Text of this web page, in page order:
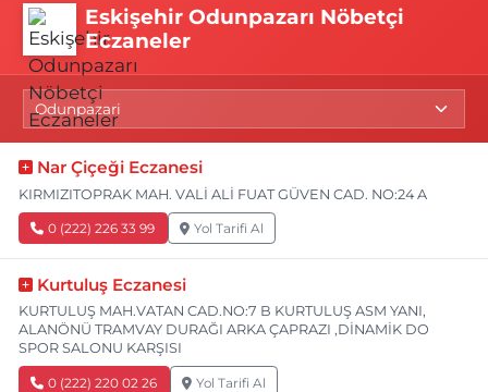
Eskişehir Odunpazarı Nöbetçi
Eczaneler
Nar Çiçeği Eczanesi
KIRMIZITOPRAK MAH. VALİ ALİ FUAT GÜVEN CAD. NO:24 A
0 (222) 226 33 99 Yol Tarifi Al
Kurtuluş Eczanesi
KURTULUŞ MAH.VATAN CAD.NO:7 B KURTULUŞ ASM YANI,
ALANÖNÜ TRAMVAY DURAĞI ARKA ÇAPRAZI ,DİNAMİK DO
SPOR SALONU KARŞISI
0 (222) 220 02 26 Yol Tarifi Al